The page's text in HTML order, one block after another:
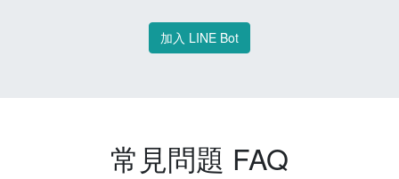
加入 LINE Bot
常見問題 FAQ